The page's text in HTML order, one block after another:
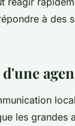
à des
les grandes